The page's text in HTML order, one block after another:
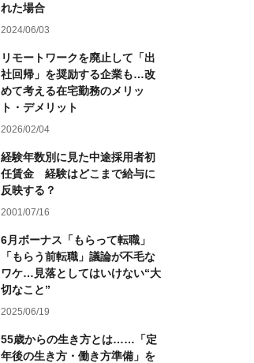
れた場合
2024/06/03
リモートワークを廃止して「出
社回帰」を奨励する企業も…改
めて考える在宅勤務のメリッ
ト・デメリット
2026/02/04
経験年数別に見た中途採用者初
任賃金 経験はどこまで給与に
反映する？
2001/07/16
6月ボーナス「もらって転職」
「もらう前転職」議論が不毛な
ワケ…見落としてはいけない“大
切なこと”
2025/06/19
55歳からの生き方とは……「定
年後の生き方・働き方準備」を